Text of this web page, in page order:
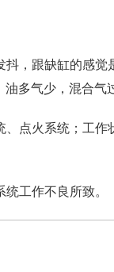
，跟缺缸的感
多气少，混合气
点火系统；工作
工作不良所致。